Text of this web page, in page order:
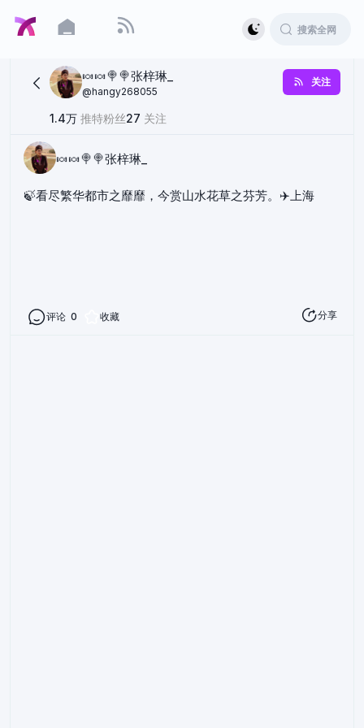
🍬🍬🍭🍭张梓琳_
@hangy268055
关注
1.4万 推特粉丝27 关注
🍬🍬🍭🍭张梓琳_
🍃看尽繁华都市之靡靡，今赏山水花草之芬芳。✈️上海
评论 0 收藏 分享